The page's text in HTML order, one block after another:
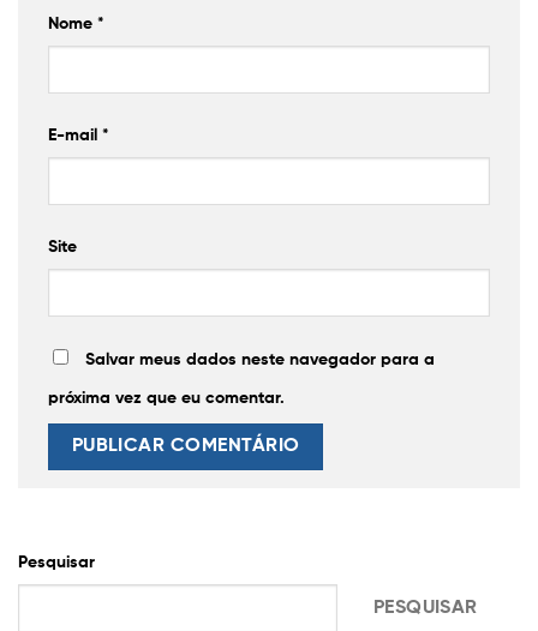
Nome *
E-mail *
Site
Salvar meus dados neste navegador para a
próxima vez que eu comentar.
Pesquisar
PESQUISAR